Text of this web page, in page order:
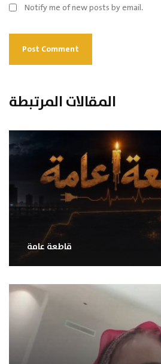
Notify me of new posts by email.
المقالات المرتبطة
قاطعة عامة